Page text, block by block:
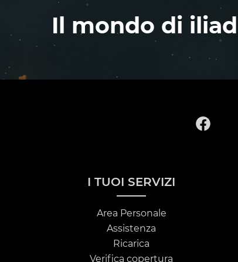
Il mondo di
I TUOI SERVIZI
Area Personale
Assistenza
Ricarica
Verifica copertura